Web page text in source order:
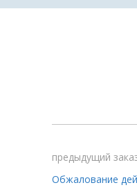
предыдущий